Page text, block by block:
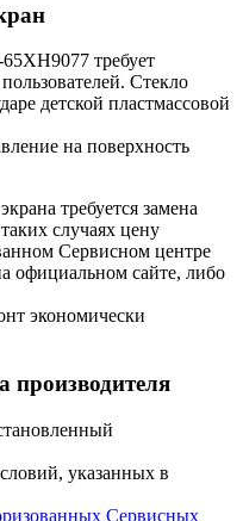
требует
Стекло
детской пластмассовой
на поверхность
требуется замена
случаях цену
Сервисном центре
официальном сайте, либо
экономически
производителя
указанных в
Сервисных